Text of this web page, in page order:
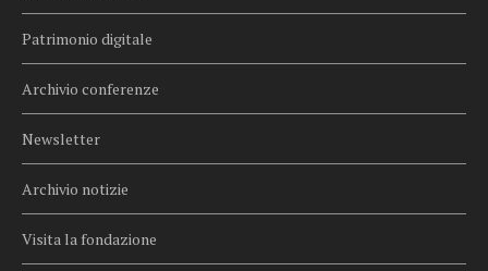
Patrimonio digitale
Archivio conferenze
Newsletter
Archivio notizie
Visita la fondazione